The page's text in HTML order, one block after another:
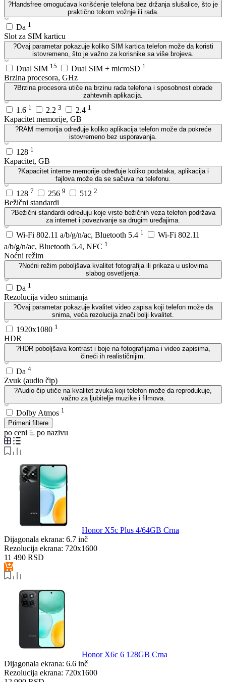
?Handsfree omogućava korišćenje telefona bez držanja slušalice, što je
praktično tokom vožnje ili rada.
Da 1
Slot za SIM karticu
?Ovaj parametar pokazuje koliko SIM kartica telefon može da koristi
istovremeno, što je važno za korisnike sa više brojeva.
Dual SIM 15 Dual SIM + microSD 1
Brzina procesora, GHz
?Brzina procesora utiče na brzinu rada telefona i sposobnost obrade
zahtevnih aplikacija.
1.6 1 2.2 3 2.4 1
Kapacitet memorije, GB
?RAM memorija određuje koliko aplikacija telefon može da pokreće
istovremeno bez usporavanja.
128 1
Kapacitet, GB
?Kapacitet interne memorije određuje koliko podataka, aplikacija i
fajlova može da se sačuva na telefonu.
128 7 256 9 512 2
Bežični standardi
?Bežični standardi određuju koje vrste bežičnih veza telefon podržava
za internet i povezivanje sa drugim uređajima.
Wi-Fi 802.11 a/b/g/n/ac, Bluetooth 5.4 1
Wi-Fi 802.11
a/b/g/n/ac, Bluetooth 5.4, NFC 1
Noćni režim
?Noćni režim poboljšava kvalitet fotografija ili prikaza u uslovima
slabog osvetljenja.
Da 1
Rezolucija video snimanja
?Ovaj parametar pokazuje kvalitet video zapisa koji telefon može da
snima, veća rezolucija znači bolji kvalitet.
1920x1080 1
HDR
?HDR poboljšava kontrast i boje na fotografijama i video zapisima,
čineći ih realističnijim.
Da 4
Zvuk (audio čip)
?Audio čip utiče na kvalitet zvuka koji telefon može da reprodukuje,
važno za ljubitelje muzike i filmova.
Dolby Atmos 1
Primeni filtere
po ceni po nazivu
Honor X5c Plus 4/64GB Crna
Dijagonala ekrana: 6.7 inč
Rezolucija ekrana: 720x1600
11 490 RSD
Honor X6c 6 128GB Crna
Dijagonala ekrana: 6.6 inč
Rezolucija ekrana: 720x1600